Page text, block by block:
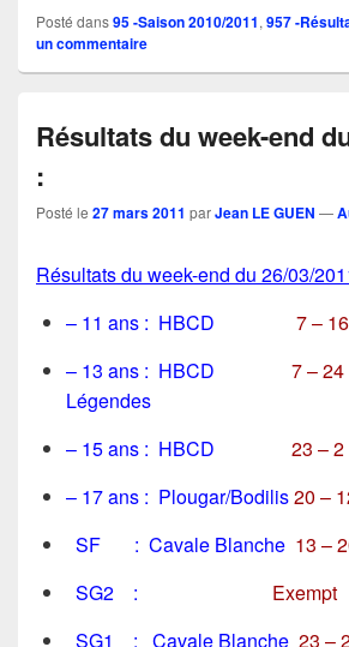
Posté dans95 -Saison 2010/2011, 957 -
un commentaire
Résultats du week-end
:
Posté le 27 mars 2011 parJean LE GUEN —
Résultats du week-end du 26/03/
– 11 ans : HBCD
7 – 16
– 13 ans : HBCD 7 – 24
Légendes
– 15 ans : HBCD 23 – 2
– 17 ans : Plougar/Bodilis20 –
SF : Cavale Blanche 13 –
SG2 : Exempt
SG1 : Cavale Blanche 23 –